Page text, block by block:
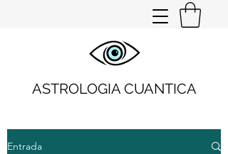
ASTROLOGIA CUANTICA
Entrada